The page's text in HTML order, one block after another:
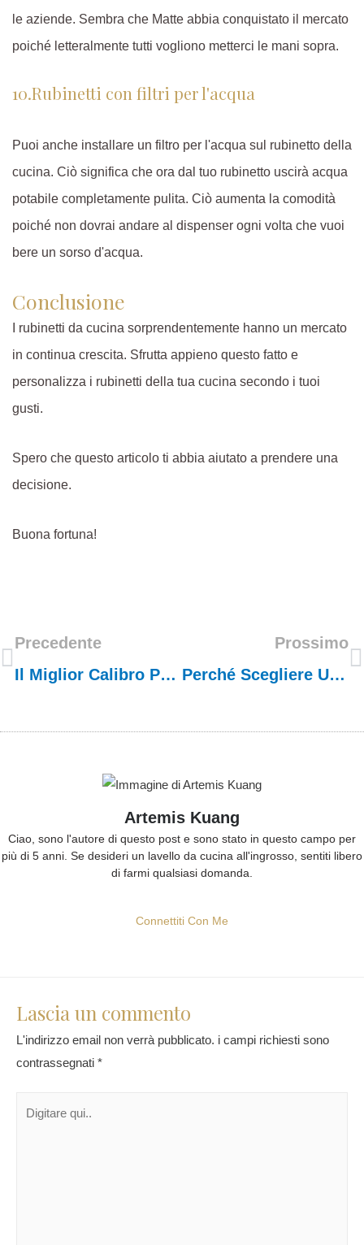
le aziende. Sembra che Matte abbia conquistato il mercato
poiché letteralmente tutti vogliono metterci le mani sopra.
10.Rubinetti con filtri per l'acqua
Puoi anche installare un filtro per l'acqua sul rubinetto della
cucina. Ciò significa che ora dal tuo rubinetto uscirà acqua
potabile completamente pulita. Ciò aumenta la comodità
poiché non dovrai andare al dispenser ogni volta che vuoi
bere un sorso d'acqua.
Conclusione
I rubinetti da cucina sorprendentemente hanno un mercato
in continua crescita. Sfrutta appieno questo fatto e
personalizza i rubinetti della tua cucina secondo i tuoi
gusti.
Spero che questo articolo ti abbia aiutato a prendere una
decisione.
Buona fortuna!
Precedente
Il Miglior Calibro Per Lavelli In Acciaio Inossidabile
Prossimo
Perché Scegliere Un Lavello Da Cucina Con Rivestimento In PVD?
Artemis Kuang
Ciao, sono l'autore di questo post e sono stato in questo campo per
più di 5 anni. Se desideri un lavello da cucina all'ingrosso, sentiti libero
di farmi qualsiasi domanda.
Connettiti Con Me
Lascia un commento
L'indirizzo email non verrà pubblicato. i campi richiesti sono
contrassegnati *